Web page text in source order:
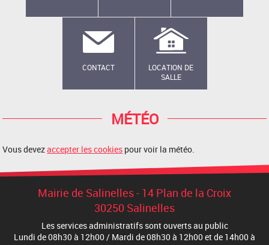
CONTACT
LOCATION DE
SALLE
MÉTÉO
Vous devezaccepter les cookies pour voir la météo.
Mairie de Salinelles - 14 Plan de la Croix
30250 Salinelles
Les services administratifs sont ouverts au public
Lundi de 08h30 à 12h00 / Mardi de 08h30 à 12h00 et de 14h00 à